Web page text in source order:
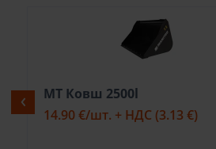
MT Ковш 2500l
14.90 €/шт. + НДС (3.13 €)